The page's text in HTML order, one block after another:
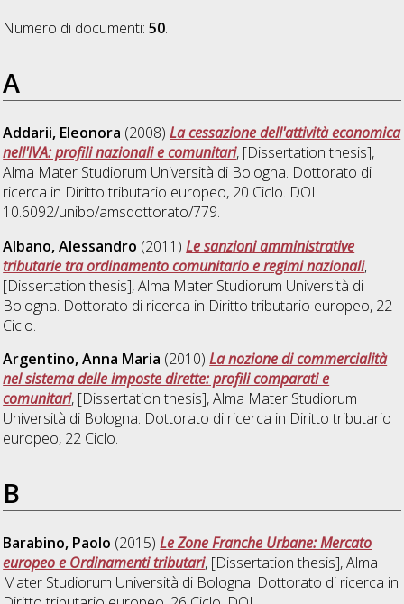
Numero di documenti:50.
A
Addarii, Eleonora (2008)La cessazione dell'attività economica
nell'IVA: profili nazionali e comunitari, [Dissertation thesis],
Alma Mater Studiorum Università di Bologna. Dottorato di
ricerca in Diritto tributario europeo, 20 Ciclo. DOI
10.6092/unibo/amsdottorato/779.
Albano, Alessandro (2011)Le sanzioni amministrative
tributarie tra ordinamento comunitario e regimi nazionali,
[Dissertation thesis], Alma Mater Studiorum Università di
Bologna. Dottorato di ricerca in Diritto tributario europeo, 22
Ciclo.
Argentino, Anna Maria (2010)La nozione di commercialità
nel sistema delle imposte dirette: profili comparati e
comunitari, [Dissertation thesis], Alma Mater Studiorum
Università di Bologna. Dottorato di ricerca in Diritto tributario
europeo, 22 Ciclo.
B
Barabino, Paolo (2015)Le Zone Franche Urbane: Mercato
europeo e Ordinamenti tributari, [Dissertation thesis], Alma
Mater Studiorum Università di Bologna. Dottorato di ricerca in